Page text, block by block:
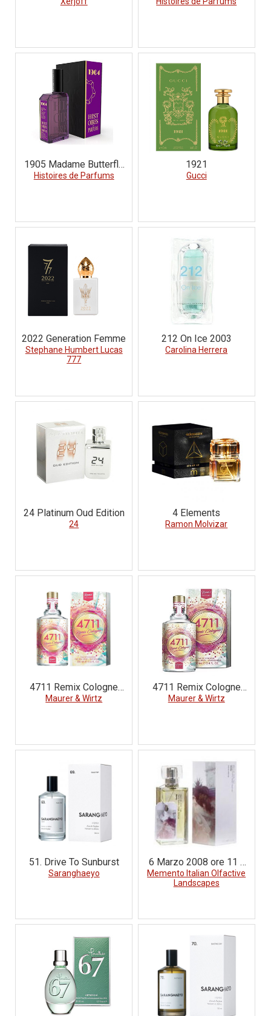
1905 Madame Butterfly
Puccini
Histoires de Parfums
1921
Gucci
2022 Generation Femme
Stephane Humbert Lucas
777
212 On Ice 2003
Carolina Herrera
24 Platinum Oud Edition
24
4 Elements
Ramon Molvizar
4711 Remix Cologne
Festival Vibes Edition
Maurer & Wirtz
4711 Remix Cologne
Neroli Edition 2021
Maurer & Wirtz
51. Drive To Sunburst
Saranghaeyo
6 Marzo 2008 ore 11 -
Piazza Duomo Ortigia
Siracusa – Sicilia
Memento Italian Olfactive
Landscapes